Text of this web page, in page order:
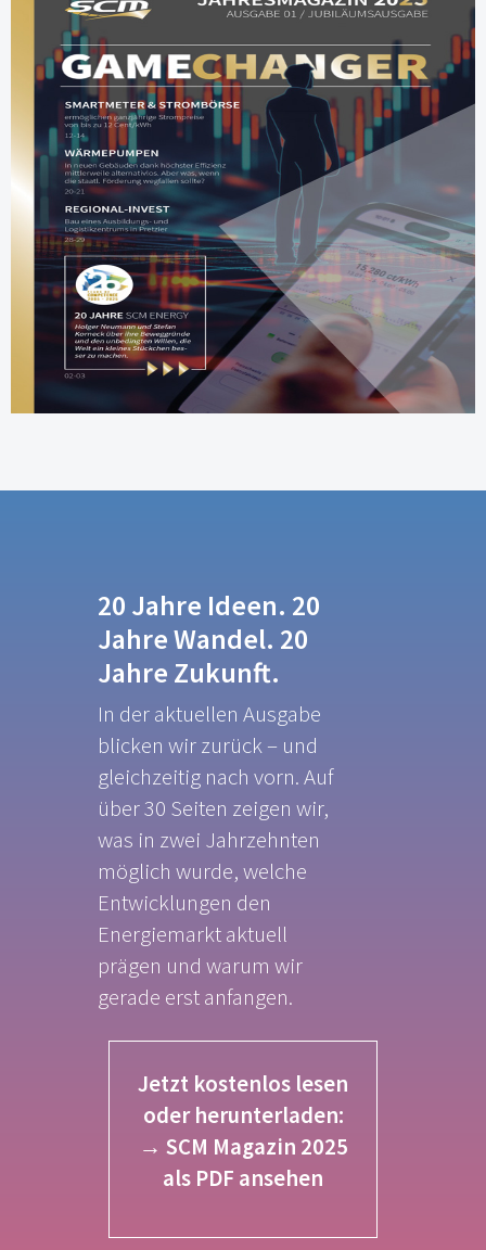
20 Jahre Ideen. 20
Jahre Wandel. 20
Jahre Zukunft.
In der aktuellen Ausgabe
blicken wir zurück – und
gleichzeitig nach vorn. Auf
über 30 Seiten zeigen wir,
was in zwei Jahrzehnten
möglich wurde, welche
Entwicklungen den
Energiemarkt aktuell
prägen und warum wir
gerade erst anfangen.
Jetzt kostenlos lesen
oder herunterladen:
→ SCM Magazin 2025
als PDF ansehen